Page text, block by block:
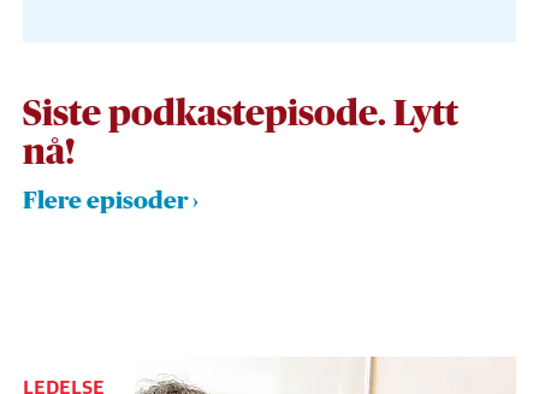
Siste podkastepisode. Lytt
nå!
Flere episoder
LEDELSE